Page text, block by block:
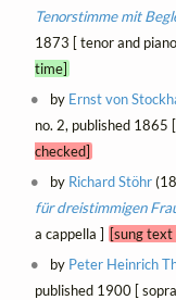
Tenorstimme mit
1873 [ tenor and
time]
by Ernst von
no. 2, published 1865
checked]
by Richard Stöhr
für dreistimmigen
a cappella ] [sung text
by Peter Heinrich
published 1900 [